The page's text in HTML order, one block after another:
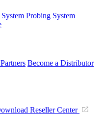
Probing System
Become a Distributor
Reseller Center